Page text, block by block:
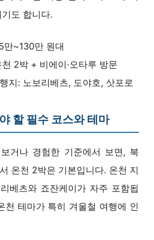
도 합니다.
만~130만 원대
2박 + 비에이·오타루 방문
지: 노보리베츠, 도야호, 삿포로
할 필수 코스와 테마
거나 경험한 기준에서 보면, 북
온천 2박은 기본입니다. 온천 지
베츠와 죠잔케이가 자주 포함됩
천 테마가 특히 겨울철 여행에 인